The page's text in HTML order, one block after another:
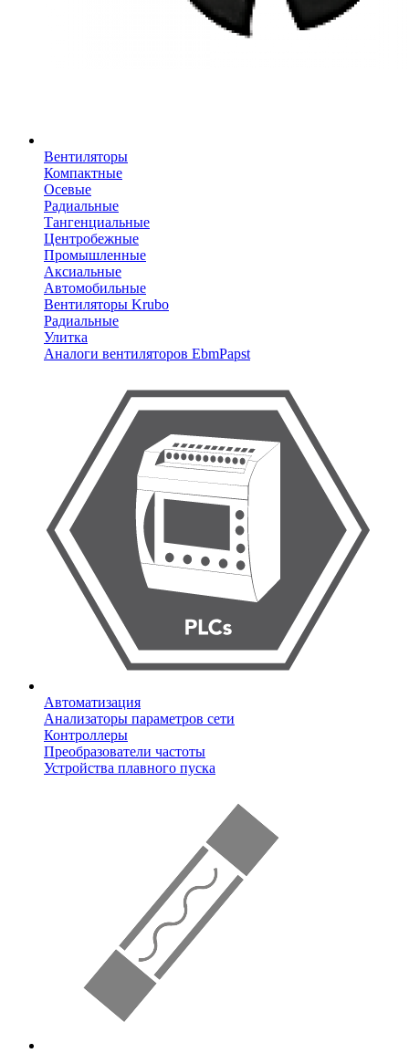
Вентиляторы
Компактные
Осевые
Радиальные
Тангенциальные
Центробежные
Промышленные
Аксиальные
Автомобильные
Вентиляторы Krubo
Радиальные
Улитка
Аналоги вентиляторов EbmPapst
Автоматизация
Анализаторы параметров сети
Контроллеры
Преобразователи частоты
Устройства плавного пуска